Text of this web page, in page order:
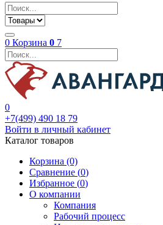
0 Корзина 0 7
0
+7(499) 490 18 79
Войти в личный кабинет
Каталог товаров
Корзина (0)
Сравнение (0)
Избранное (0)
О компании
Компания
Рабочий процесс